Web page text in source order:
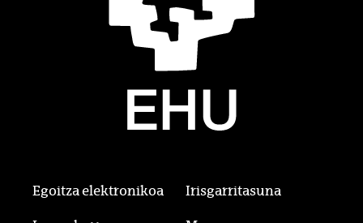
Egoitza elektronikoa Irisgarritasuna